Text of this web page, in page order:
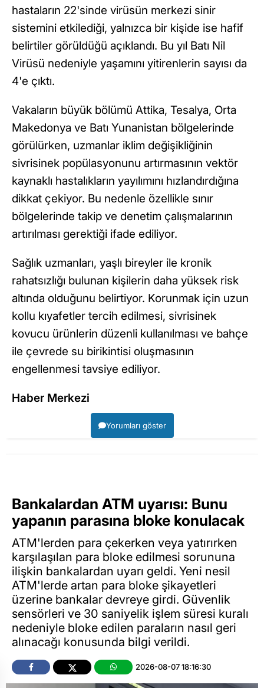
hastaların 22'sinde virüsün merkezi sinir
sistemini etkilediği, yalnızca bir kişide ise hafif
belirtiler görüldüğü açıklandı. Bu yıl Batı Nil
Virüsü nedeniyle yaşamını yitirenlerin sayısı da
4'e çıktı.
Vakaların büyük bölümü Attika, Tesalya, Orta
Makedonya ve Batı Yunanistan bölgelerinde
görülürken, uzmanlar iklim değişikliğinin
sivrisinek popülasyonunu artırmasının vektör
kaynaklı hastalıkların yayılımını hızlandırdığına
dikkat çekiyor. Bu nedenle özellikle sınır
bölgelerinde takip ve denetim çalışmalarının
artırılması gerektiği ifade ediliyor.
Sağlık uzmanları, yaşlı bireyler ile kronik
rahatsızlığı bulunan kişilerin daha yüksek risk
altında olduğunu belirtiyor. Korunmak için uzun
kollu kıyafetler tercih edilmesi, sivrisinek
kovucu ürünlerin düzenli kullanılması ve bahçe
ile çevrede su birikintisi oluşmasının
engellenmesi tavsiye ediliyor.
Haber Merkezi
Yorumları göster
Bankalardan ATM uyarısı: Bunu
yapanın parasına bloke konulacak
ATM'lerden para çekerken veya yatırırken
karşılaşılan para bloke edilmesi sorununa
ilişkin bankalardan uyarı geldi. Yeni nesil
ATM'lerde artan para bloke şikayetleri
üzerine bankalar devreye girdi. Güvenlik
sensörleri ve 30 saniyelik işlem süresi kuralı
nedeniyle bloke edilen paraların nasıl geri
alınacağı konusunda bilgi verildi.
2026-08-07 18:16:30